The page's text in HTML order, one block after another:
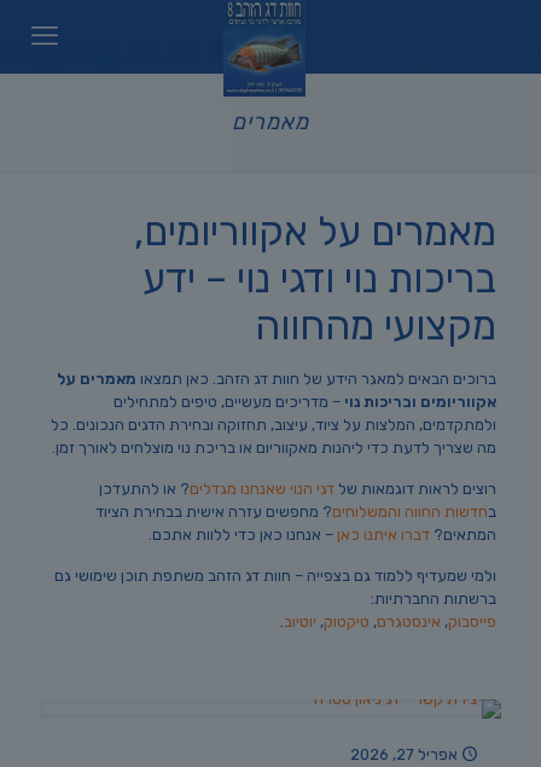
מאמרים
מאמרים על אקווריומים,
בריכות נוי ודגי נוי – ידע
מקצועי מהחווה
ברוכים הבאים למאגר הידע של חוות דג הזהב. כאן תמצאו מאמרים על
אקווריומים ובריכות נוי – מדריכים מעשיים, טיפים למתחילים
ולמתקדמים, המלצות על ציוד, עיצוב, תחזוקה ובחירת הדגים הנכונים. כל
מה שצריך לדעת כדי ליהנות מאקווריום או בריכת נוי מוצלחים לאורך זמן.
רוצים לראות דוגמאות של דגי הנוי שאנחנו מגדלים? או להתעדכן
בחדשות החווה והמשלוחים? מחפשים עזרה אישית בבחירת הציוד
המתאים? דברו איתנו כאן – אנחנו כאן כדי ללוות אתכם.
ולמי שמעדיף ללמוד גם בצפייה – חוות דג הזהב משתפת תוכן שימושי גם
ברשתות החברתיות:
פייסבוק, אינסטגרם, טיקטוק, יוטיוב.
אפריל 27, 2026